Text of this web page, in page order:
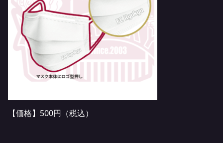
【価格】500円（税込）